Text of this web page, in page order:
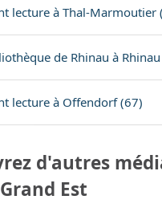
lecture à Thal-Marmoutier
de Rhinau à
lecture à Offendorf (67)
d'autres
Est